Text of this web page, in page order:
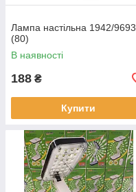
Лампа настільна 1942/9693
(80)
В наявності
188 ₴
Купити